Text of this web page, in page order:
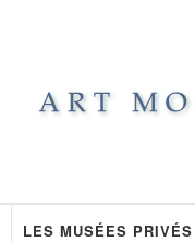
LES MUSÉES PRIVÉS